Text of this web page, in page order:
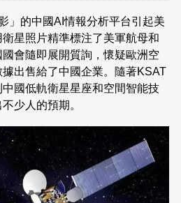
」的中國AI情報分析平台引起美
星照片精準標注了美軍航母和
會隨即展開質詢，懷疑歐洲空
出售給了中國企業。隨著KSAT
國低軌衛星星座和空間智能技
少人的預期。